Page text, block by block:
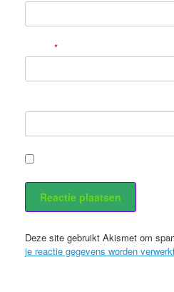
*
Deze site gebruikt Akismet om
je reactie gegevens worden